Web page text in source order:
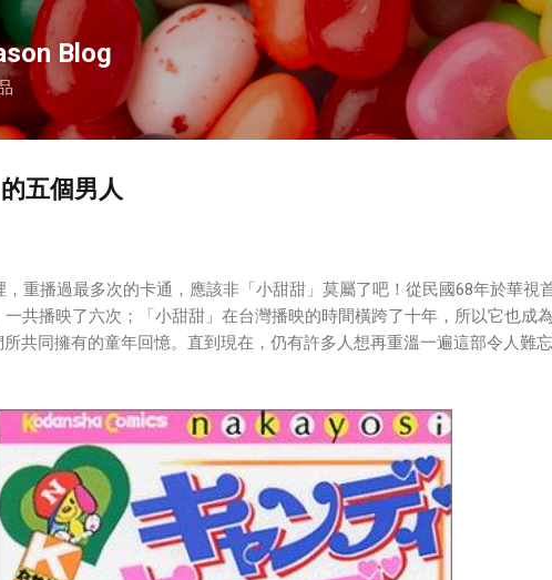
跳到主要內容
Blog
五個男人
，重播過最多次的卡通，應該非「小甜甜」莫屬了吧！從民國68年於華視
共播映了六次；「小甜甜」在台灣播映的時間橫跨了十年，所以它也成
共同擁有的童年回憶。直到現在，仍有許多人想再重溫一遍這部令人難